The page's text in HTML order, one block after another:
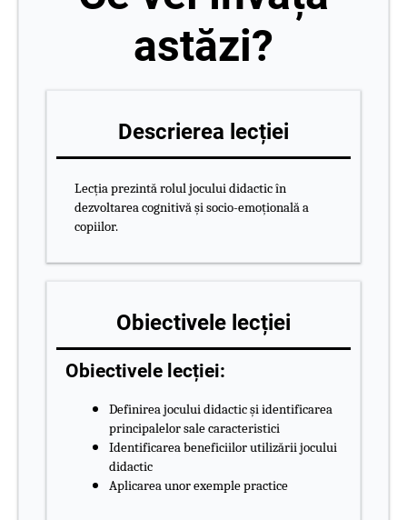
astăzi?
Descrierea lecției
Lecția prezintă rolul jocului didactic în
dezvoltarea cognitivă și socio-emoțională a
copiilor.
Obiectivele lecției
Obiectivele lecției:
Definirea jocului didactic și identificarea
principalelor sale caracteristici
Identificarea beneficiilor utilizării jocului
didactic
Aplicarea unor exemple practice